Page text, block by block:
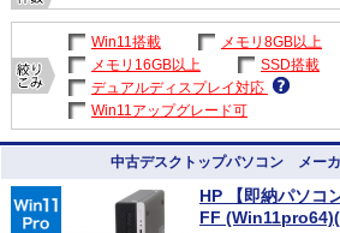
Win11搭載
メモリ8GB以上
メモリ16GB以上
SSD搭載
デュアルディスプレイ対応
Win11アップグレード可
中古デスクトップパソコン メー
HP 【即納パソコ
FF